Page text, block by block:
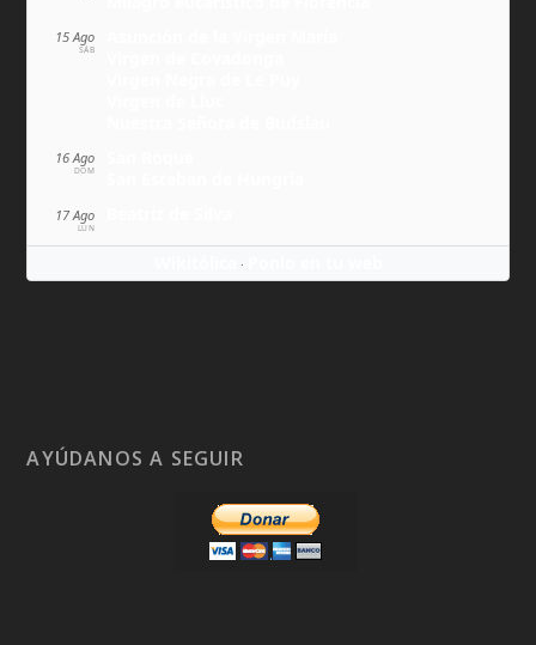
15 Ago
SÁB
16 Ago
DOM
17 Ago
LUN
·
AYÚDANOS A SEGUIR